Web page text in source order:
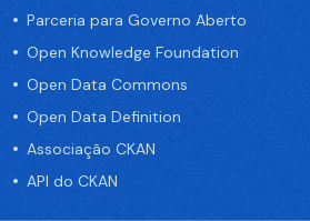
Parceria para Governo Aberto
Open Knowledge Foundation
Open Data Commons
Open Data Definition
Associação CKAN
API do CKAN